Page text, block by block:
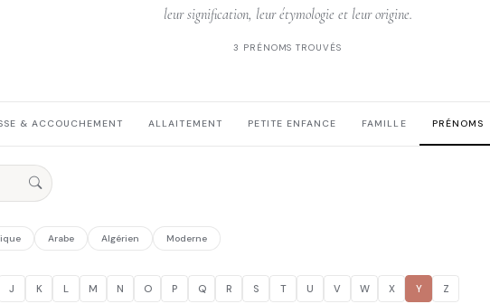
leur signification, leur étymologie et leur origine.
3 PRÉNOMS TROUVÉS
& ACCOUCHEMENT ALLAITEMENT PETITE ENFANCE FAMILLE PRÉNOMS
Arabe Algérien Moderne
J K L M N O P Q R S T U V W X Y Z